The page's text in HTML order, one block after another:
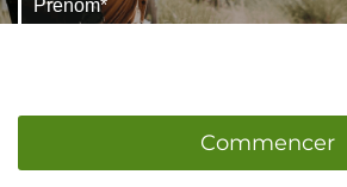
Commencer